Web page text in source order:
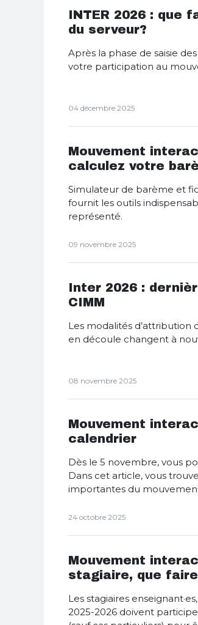
INTER 2026 : que
du serveur?
Après la phase de saisie
votre participation au
04 décembre 2025
Mouvement
calculez votre
Simulateur de barème et
fournit les outils
représenté.
09 novembre 2025
Inter 2026 :
CIMM
Les modalités d’attribution
en découle changent à
08 novembre 2025
Mouvement
calendrier
Dès le 5 novembre, vous
Dans cet article, vous
importantes du
24 octobre 2025
Mouvement
stagiaire, que
Les stagiaires
2025-2026 doivent